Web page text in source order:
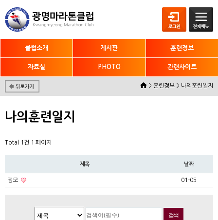
클럽소개 게시판 훈련정보
자료실 PHOTO 관련사이트
> 훈련정보 > 나의훈련일지
나의훈련일지
Total 1건 1 페이지
제목 날짜
정모 01-05